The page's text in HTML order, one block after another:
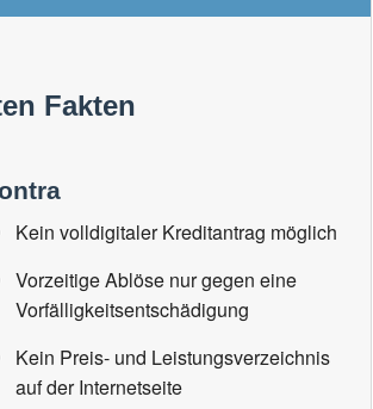
Fakten
Kein volldigitaler Kreditantrag möglich
Vorzeitige Ablöse nur gegen eine
Vorfälligkeitsentschädigung
Kein Preis- und Leistungsverzeichnis
auf der Internetseite